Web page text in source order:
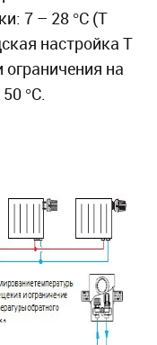
7 – 28 °C (T
настройка T
ограничения на
°C.